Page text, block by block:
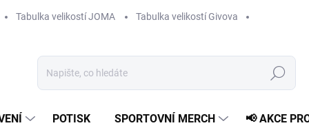
Tabulka velikostí JOMA Tabulka velikostí Givova
Hledat
POTISK SPORTOVNÍ MERCH 📢 AKCE